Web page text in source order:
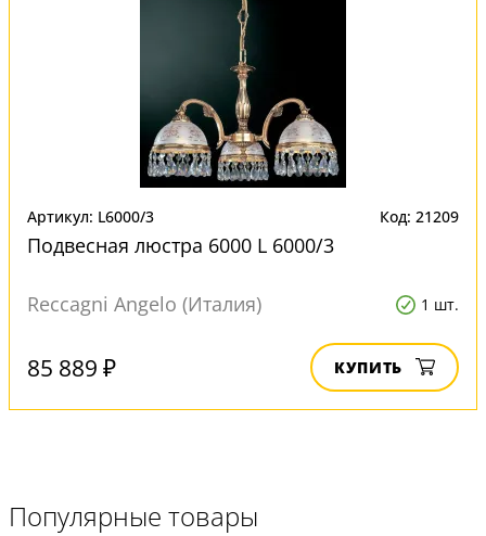
Артикул: L6000/3 Код: 21209
Подвесная люстра 6000 L 6000/3
Reccagni Angelo (Италия) 1 шт.
85 889 ₽ КУПИТЬ
Популярные товары